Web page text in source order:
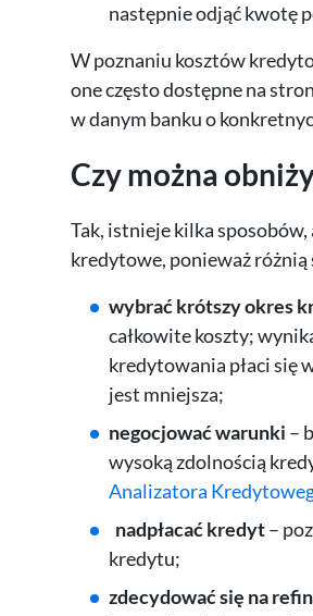
następnie odjąć kwotę
W poznaniu kosztów
one często dostępne na
w danym banku o
Czy można
Tak, istnieje kilka
kredytowe, ponieważ różnią
wybrać krótszy okres
całkowite koszty;
kredytowania płaci się
jest mniejsza;
negocjować warunki –
wysoką zdolnością
Analizatora
nadpłacać kredyt–
kredytu;
zdecydowaćsię na